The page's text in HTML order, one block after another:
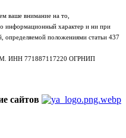
ваше внимание на то,
информационный характер и ни при
определяемой положениями статьи 437
ИНН 771887117220 ОГРНИП
сайтов